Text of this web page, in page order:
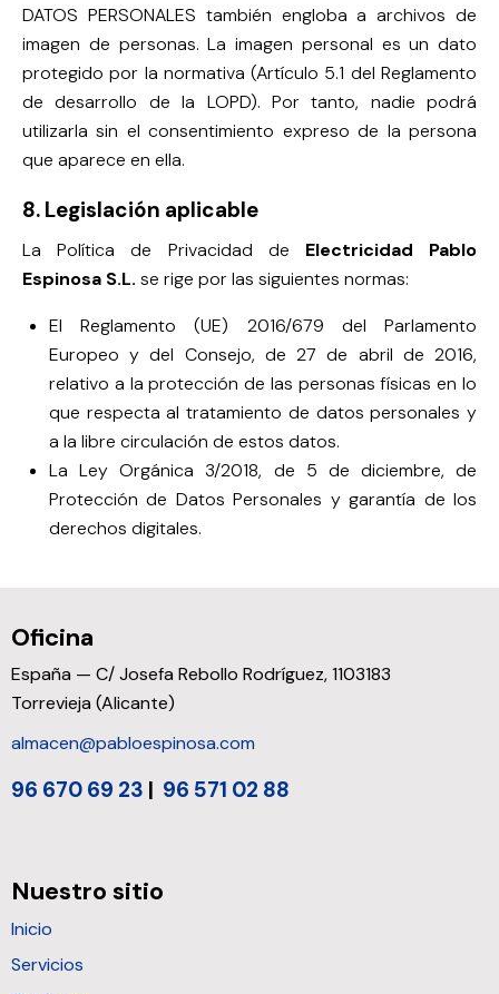
DATOS PERSONALES también engloba a archivos de
imagen de personas. La imagen personal es un dato
protegido por la normativa (Artículo 5.1 del Reglamento
de desarrollo de la LOPD). Por tanto, nadie podrá
utilizarla sin el consentimiento expreso de la persona
que aparece en ella.
8. Legislación aplicable
La Política de Privacidad de Electricidad Pablo
Espinosa S.L. se rige por las siguientes normas:
El Reglamento (UE) 2016/679 del Parlamento
Europeo y del Consejo, de 27 de abril de 2016,
relativo a la protección de las personas físicas en lo
que respecta al tratamiento de datos personales y
a la libre circulación de estos datos.
La Ley Orgánica 3/2018, de 5 de diciembre, de
Protección de Datos Personales y garantía de los
derechos digitales.
Oficina
España — C/ Josefa Rebollo Rodríguez, 1103183
Torrevieja (Alicante)
almacen@pabloespinosa.com
96 670 69 23 | 96 571 02 88
Nuestro sitio
Inicio
Servicios